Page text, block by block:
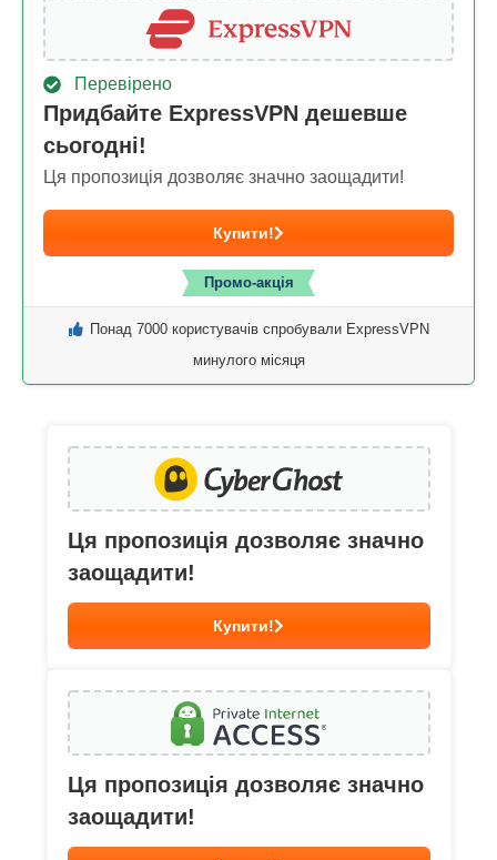
Перевірено
Придбайте ExpressVPN дешевше
сьогодні!
Ця пропозиція дозволяє значно заощадити!
Купити!
Промо-акція
Понад 7000 користувачів спробували ExpressVPN
минулого місяця
Ця пропозиція дозволяє значно
заощадити!
Купити!
Ця пропозиція дозволяє значно
заощадити!